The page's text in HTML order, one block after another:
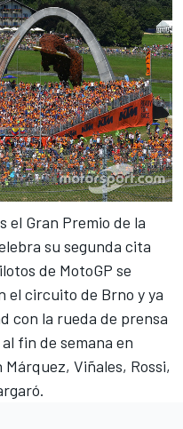
el Gran Premio de la
su segunda cita
de MotoGP se
el circuito de Brno y ya
con la rueda de prensa
fin de semana en
Viñales, Rossi,